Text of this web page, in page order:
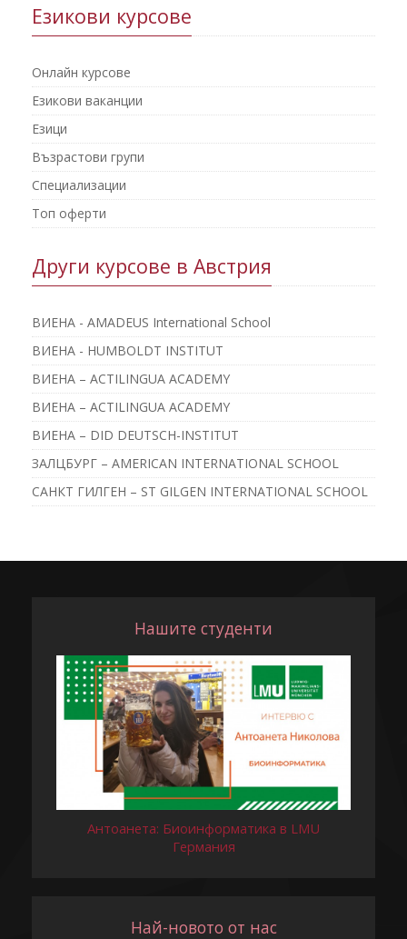
Езикови курсове
Онлайн курсове
Езикови ваканции
Езици
Възрастови групи
Специализации
Топ оферти
Други курсове в Австрия
ВИЕНА - AMADEUS International School
ВИЕНА - HUMBOLDT INSTITUT
ВИЕНА – ACTILINGUA ACADEMY
ВИЕНА – ACTILINGUA ACADEMY
ВИЕНА – DID DEUTSCH-INSTITUT
ЗАЛЦБУРГ – AMERICAN INTERNATIONAL SCHOOL
САНКТ ГИЛГЕН – ST GILGEN INTERNATIONAL SCHOOL
Нашите студенти
Антоанета: Биоинформатика в LMU
Германия
Най-новото от нас